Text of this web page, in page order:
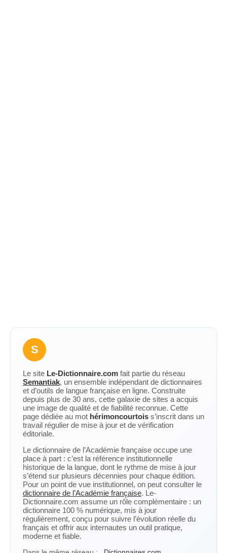
S
Le site Le-Dictionnaire.com fait partie du réseau
Semantiak, un ensemble indépendant de dictionnaires
et d’outils de langue française en ligne. Construite
depuis plus de 30 ans, cette galaxie de sites a acquis
une image de qualité et de fiabilité reconnue. Cette
page dédiée au mot hérimoncourtois s’inscrit dans un
travail régulier de mise à jour et de vérification
éditoriale.
Le dictionnaire de l’Académie française occupe une
place à part : c’est la référence institutionnelle
historique de la langue, dont le rythme de mise à jour
s’étend sur plusieurs décennies pour chaque édition.
Pour un point de vue institutionnel, on peut consulter le
dictionnaire de l’Académie française. Le-
Dictionnaire.com assume un rôle complémentaire : un
dictionnaire 100 % numérique, mis à jour
régulièrement, conçu pour suivre l’évolution réelle du
français et offrir aux internautes un outil pratique,
moderne et fiable.